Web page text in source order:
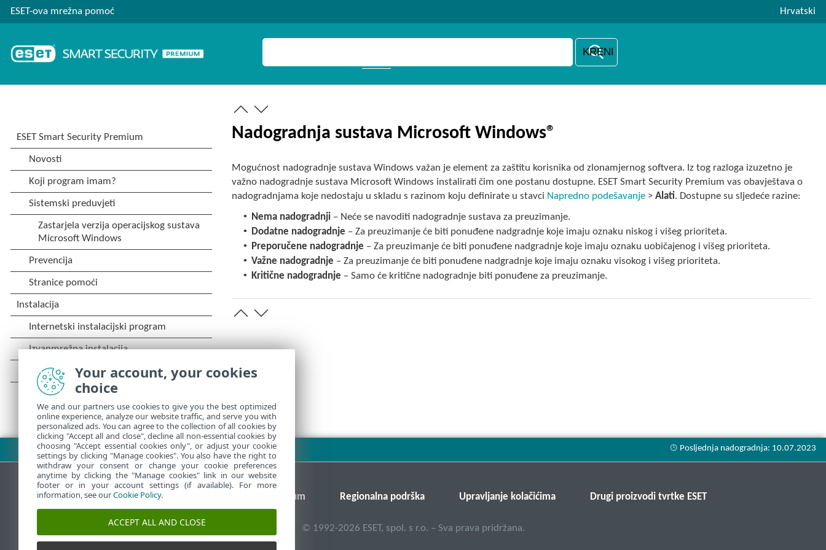
ESET-ova mrežna pomoć Hrvatski
Nadogradnja sustava Microsoft Windows®
Mogućnost nadogradnje sustava Windows važan je element za zaštitu korisnika od zlonamjernog softvera. Iz tog razloga izuzetno je
važno nadogradnje sustava Microsoft Windows instalirati čim one postanu dostupne. ESET Smart Security Premium vas obavještava o
nadogradnjama koje nedostaju u skladu s razinom koju definirate u stavci Napredno podešavanje >Alati. Dostupne su sljedeće razine:
• Nema nadogradnji – Neće se navoditi nadogradnje sustava za preuzimanje.
• Dodatne nadogradnje – Za preuzimanje će biti ponuđene nadgradnje koje imaju oznaku niskog i višeg prioriteta.
• Preporučene nadogradnje – Za preuzimanje će biti ponuđene nadgradnje koje imaju oznaku uobičajenog i višeg prioriteta.
• Važne nadogradnje – Za preuzimanje će biti ponuđene nadgradnje koje imaju oznaku visokog i višeg prioriteta.
• Kritične nadogradnje – Samo će kritične nadogradnje biti ponuđene za preuzimanje.
Preuzmite PDF
ESET-ova baza znanja ESET-ov forum Regionalna podrška Upravljanje kolačićima Drugi proizvodi tvrtke ESET
© 1992-2026 ESET, spol. s r.o. – Sva prava pridržana.
Your account, your cookies
choice
We and our partners use cookies to give you the best optimized
online experience, analyze our website traffic, and serve you with
personalized ads. You can agree to the collection of all cookies by
clicking "Accept all and close", decline all non-essential cookies by
choosing "Accept essential cookies only", or adjust your cookie
settings by clicking "Manage cookies". You also have the right to
withdraw your consent or change your cookie preferences
anytime by clicking the "Manage cookies" link in our website
footer or in your account settings (if available). For more
information, see ourCookie Policy.
ACCEPT ALL AND CLOSE